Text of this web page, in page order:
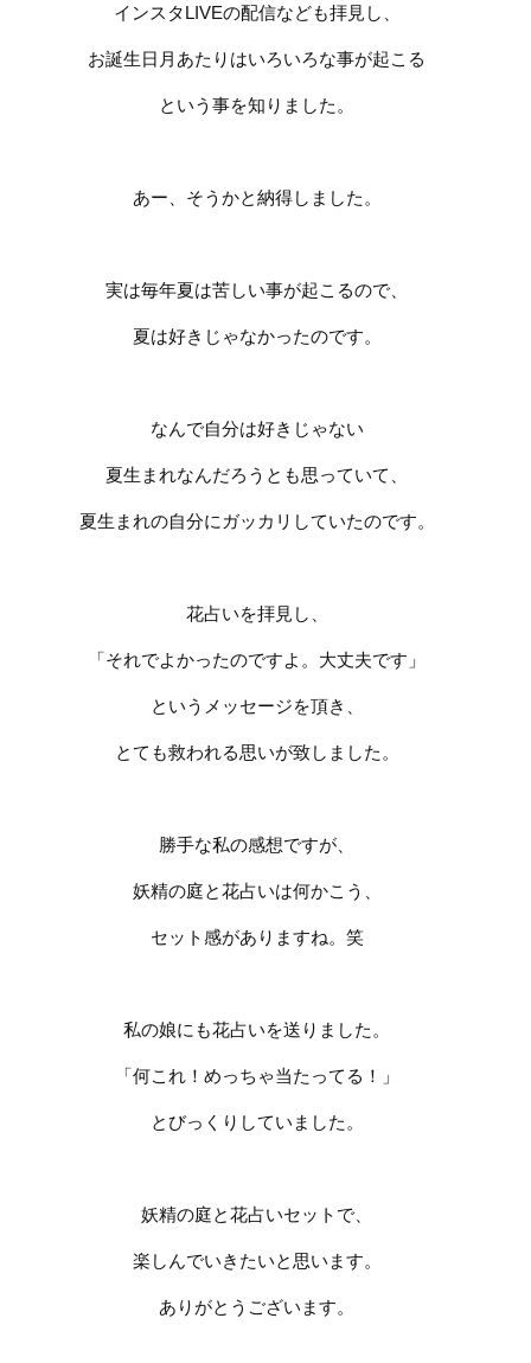
インスタLIVEの配信なども拝見し、
お誕生日月あたりはいろいろな事が起こる
という事を知りました。
あー、そうかと納得しました。
実は毎年夏は苦しい事が起こるので、
夏は好きじゃなかったのです。
なんで自分は好きじゃない
夏生まれなんだろうとも思っていて、
夏生まれの自分にガッカリしていたのです。
花占いを拝見し、
「それでよかったのですよ。大丈夫です」
というメッセージを頂き、
とても救われる思いが致しました。
勝手な私の感想ですが、
妖精の庭と花占いは何かこう、
セット感がありますね。笑
私の娘にも花占いを送りました。
「何これ！めっちゃ当たってる！」
とびっくりしていました。
妖精の庭と花占いセットで、
楽しんでいきたいと思います。
ありがとうございます。